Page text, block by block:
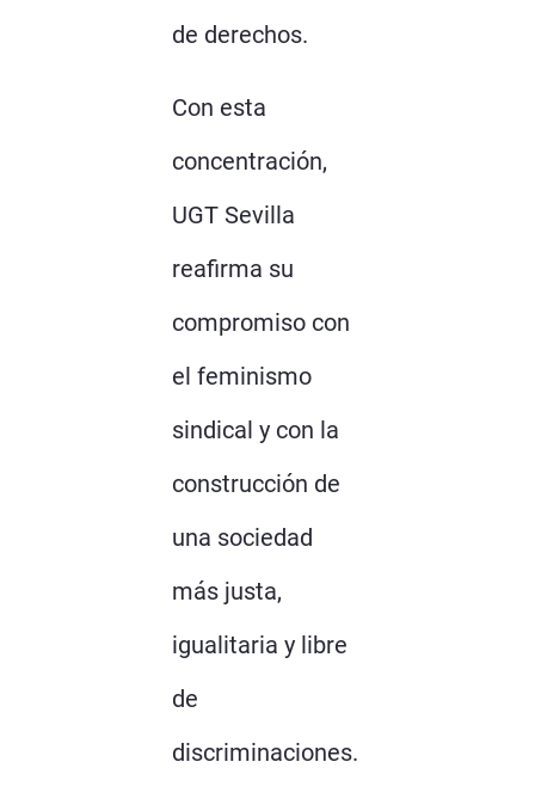
de derechos.
Con esta
concentración,
UGT Sevilla
reafirma su
compromiso con
el feminismo
sindical y con la
construcción de
una sociedad
más justa,
igualitaria y libre
de
discriminaciones.